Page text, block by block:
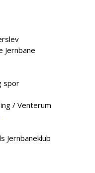
Jernbane
spor
/ Venterum
Jernbaneklub